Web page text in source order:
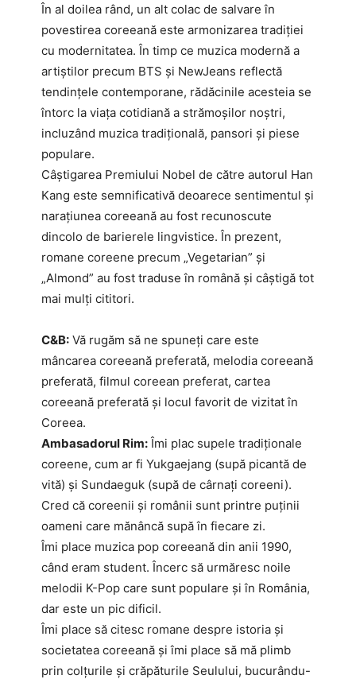
În al doilea rând, un alt colac de salvare în
povestirea coreeană este armonizarea tradiției
cu modernitatea. În timp ce muzica modernă a
artiștilor precum BTS și NewJeans reflectă
tendințele contemporane, rădăcinile acesteia se
întorc la viața cotidiană a strămoșilor noștri,
incluzând muzica tradițională, pansori și piese
populare.
Câștigarea Premiului Nobel de către autorul Han
Kang este semnificativă deoarece sentimentul și
narațiunea coreeană au fost recunoscute
dincolo de barierele lingvistice. În prezent,
romane coreene precum „Vegetarian” și
„Almond” au fost traduse în română și câștigă tot
mai mulți cititori.
C&B: Vă rugăm să ne spuneți care este
mâncarea coreeană preferată, melodia coreeană
preferată, filmul coreean preferat, cartea
coreeană preferată și locul favorit de vizitat în
Coreea.
Ambasadorul Rim: Îmi plac supele tradiționale
coreene, cum ar fi Yukgaejang (supă picantă de
vită) și Sundaeguk (supă de cârnați coreeni).
Cred că coreenii și românii sunt printre puținii
oameni care mănâncă supă în fiecare zi.
Îmi place muzica pop coreeană din anii 1990,
când eram student. Încerc să urmăresc noile
melodii K-Pop care sunt populare și în România,
dar este un pic dificil.
Îmi place să citesc romane despre istoria și
societatea coreeană și îmi place să mă plimb
prin colțurile și crăpăturile Seulului, bucurându-